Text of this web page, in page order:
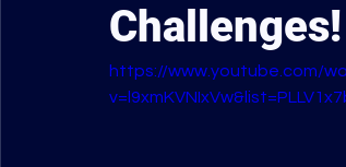
Challenges!
https://www.youtube.com/